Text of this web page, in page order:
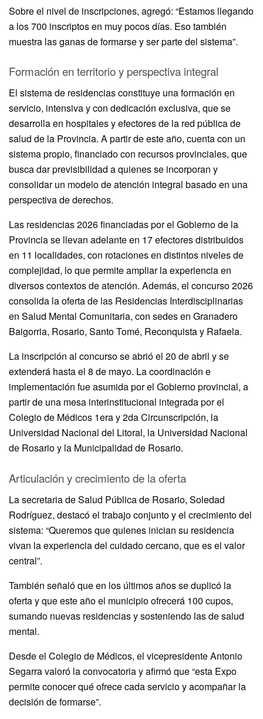
Sobre el nivel de inscripciones, agregó: “Estamos llegando
a los 700 inscriptos en muy pocos días. Eso también
muestra las ganas de formarse y ser parte del sistema”.
Formación en territorio y perspectiva integral
El sistema de residencias constituye una formación en
servicio, intensiva y con dedicación exclusiva, que se
desarrolla en hospitales y efectores de la red pública de
salud de la Provincia. A partir de este año, cuenta con un
sistema propio, financiado con recursos provinciales, que
busca dar previsibilidad a quienes se incorporan y
consolidar un modelo de atención integral basado en una
perspectiva de derechos.
Las residencias 2026 financiadas por el Gobierno de la
Provincia se llevan adelante en 17 efectores distribuidos
en 11 localidades, con rotaciones en distintos niveles de
complejidad, lo que permite ampliar la experiencia en
diversos contextos de atención. Además, el concurso 2026
consolida la oferta de las Residencias Interdisciplinarias
en Salud Mental Comunitaria, con sedes en Granadero
Baigorria, Rosario, Santo Tomé, Reconquista y Rafaela.
La inscripción al concurso se abrió el 20 de abril y se
extenderá hasta el 8 de mayo. La coordinación e
implementación fue asumida por el Gobierno provincial, a
partir de una mesa interinstitucional integrada por el
Colegio de Médicos 1era y 2da Circunscripción, la
Universidad Nacional del Litoral, la Universidad Nacional
de Rosario y la Municipalidad de Rosario.
Articulación y crecimiento de la oferta
La secretaria de Salud Pública de Rosario, Soledad
Rodríguez, destacó el trabajo conjunto y el crecimiento del
sistema: “Queremos que quienes inician su residencia
vivan la experiencia del cuidado cercano, que es el valor
central”.
También señaló que en los últimos años se duplicó la
oferta y que este año el municipio ofrecerá 100 cupos,
sumando nuevas residencias y sosteniendo las de salud
mental.
Desde el Colegio de Médicos, el vicepresidente Antonio
Segarra valoró la convocatoria y afirmó que “esta Expo
permite conocer qué ofrece cada servicio y acompañar la
decisión de formarse”.